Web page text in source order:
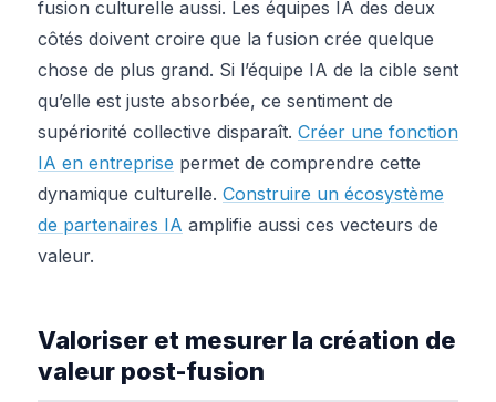
fusion culturelle aussi. Les équipes IA des deux
côtés doivent croire que la fusion crée quelque
chose de plus grand. Si l’équipe IA de la cible sent
qu’elle est juste absorbée, ce sentiment de
supériorité collective disparaît. Créer une fonction
IA en entreprise permet de comprendre cette
dynamique culturelle. Construire un écosystème
de partenaires IA amplifie aussi ces vecteurs de
valeur.
Valoriser et mesurer la création de
valeur post-fusion